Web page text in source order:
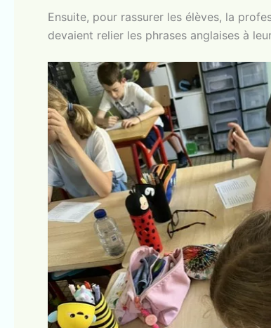
Ensuite, pour rassurer les élèves, la
devaient relier les phrases anglaises à